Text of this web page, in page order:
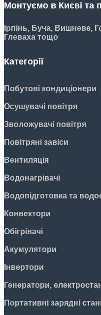
Монтуємо в Києві та
Ірпінь, Буча, Вишневе,
Глеваха тощо
Категорії
Побутові кондиціонери
Осушувачі повітря
Зволожувачі повітря
Повітряні завіси
Вентиляція
Водонагрівачі
Водопідготовка та
Конвектори
Обігрівачі
Акумулятори
Інвертори
Генератори,
Портативні зарядні